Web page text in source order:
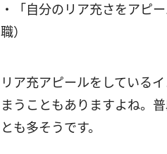
・「自分のリア充さをアピ
職）
リア充アピールをしている
まうこともありますよね。
とも多そうです。